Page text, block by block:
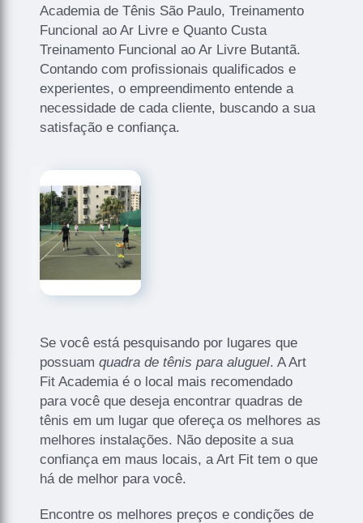
Academia de Tênis São Paulo, Treinamento
Funcional ao Ar Livre e Quanto Custa
Treinamento Funcional ao Ar Livre Butantã.
Contando com profissionais qualificados e
experientes, o empreendimento entende a
necessidade de cada cliente, buscando a sua
satisfação e confiança.
Se você está pesquisando por lugares que
possuamquadra de tênis para aluguel. A Art
Fit Academia é o local mais recomendado
para você que deseja encontrar quadras de
tênis em um lugar que ofereça os melhores as
melhores instalações. Não deposite a sua
confiança em maus locais, a Art Fit tem o que
há de melhor para você.
Encontre os melhores preços e condições de